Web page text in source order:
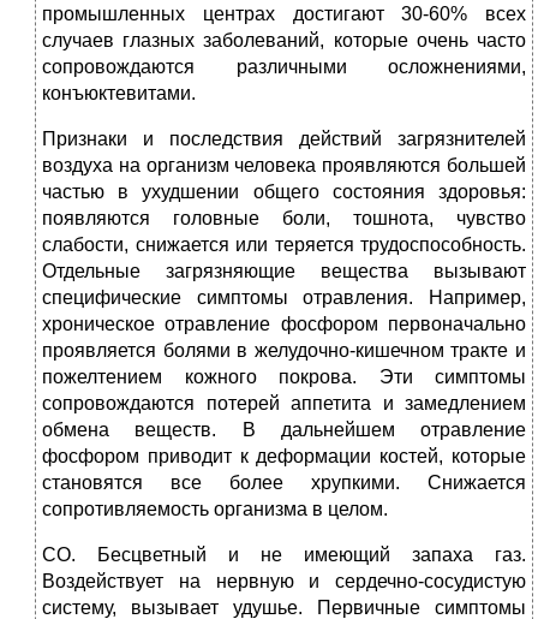
промышленных центрах достигают 30-60% всех
случаев глазных заболеваний, которые очень часто
сопровождаются различными осложнениями,
конъюктевитами.
Признаки и последствия действий загрязнителей
воздуха на организм человека проявляются большей
частью в ухудшении общего состояния здоровья:
появляются головные боли, тошнота, чувство
слабости, снижается или теряется трудоспособность.
Отдельные загрязняющие вещества вызывают
специфические симптомы отравления. Например,
хроническое отравление фосфором первоначально
проявляется болями в желудочно-кишечном тракте и
пожелтением кожного покрова. Эти симптомы
сопровождаются потерей аппетита и замедлением
обмена веществ. В дальнейшем отравление
фосфором приводит к деформации костей, которые
становятся все более хрупкими. Снижается
сопротивляемость организма в целом.
СО. Бесцветный и не имеющий запаха газ.
Воздействует на нервную и сердечно-сосудистую
систему, вызывает удушье. Первичные симптомы